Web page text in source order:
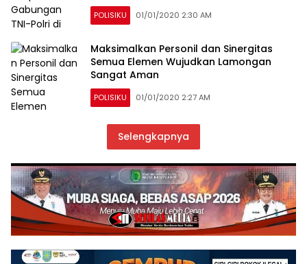
POLISIKU 01/01/2020 2:30 AM
Maksimalkan Personil dan Sinergitas
Semua Elemen Wujudkan Lamongan
Sangat Aman
POLISIKU 01/01/2020 2:27 AM
Selengkapnya